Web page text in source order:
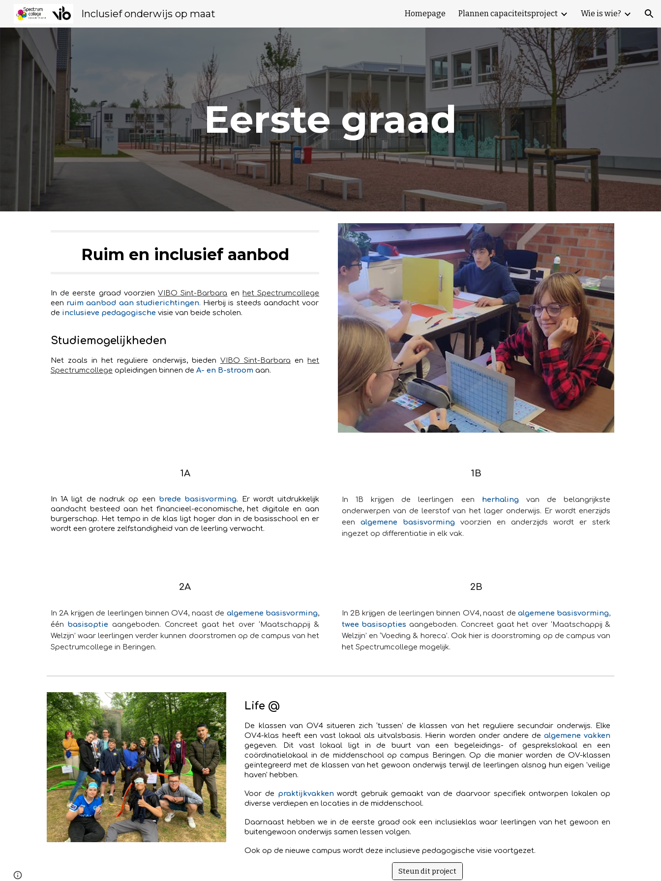
Skip to main content Skip to navigation
Inclusief onderwijs op maat Homepage Plannen capaciteitsproject Wie is wie?
Eerste graad
Ruim en inclusief aanbod
In de eerste graad voorzienVIBO Sint-Barbara en het Spectrumcollege
een ruim aanbod aan studierichtingen. Hierbij is steeds aandacht voor
de inclusieve pedagogische visie van beide scholen.
Studiemogelijkheden
Net zoals in het reguliere onderwijs, bieden VIBO Sint-Barbara enhet
Spectrumcollege opleidingen binnen de A- en B-stroom aan.
1A
In 1A ligt de nadruk op een brede basisvorming. Er wordt uitdrukkelijk
aandacht besteed aan het financieel-economische, het digitale en aan
burgerschap. Het tempo in de klas ligt hoger dan in de basisschool en er
wordt een grotere zelfstandigheid van de leerling verwacht.
1B
In 1B krijgen de leerlingen een herhaling
van de belangrijkste
onderwerpen van de leerstof van het lager onderwijs. Er wordt enerzijds
een algemene basisvorming
voorzien en anderzijds wordt er sterk
ingezet op differentiatie in elk vak.
2A
In 2A krijgen de leerlingen binnen OV4, naast de algemene basisvorming,
één basisoptie
aangeboden. Concreet gaat het over ‘Maatschappij &
Welzijn’ waar leerlingen verder kunnen doorstromen op de campus van het
Spectrumcollege in Beringen.
2B
In 2B krijgen de leerlingen binnen OV4, naast de algemene basisvorming,
twee basisopties aangeboden. Concreet gaat het over ‘Maatschappij &
Welzijn’ en ‘Voeding & horeca’. Ook hier is doorstroming op de campus van
het Spectrumcollege mogelijk.
Life @
De klassen van OV4 situeren zich ‘tussen’ de klassen van het reguliere secundair onderwijs. Elke
OV4-klas heeft een vast lokaal als uitvalsbasis. Hierin worden onder andere dealgemene vakken
gegeven. Dit vast lokaal ligt in de buurt van een begeleidings- of gesprekslokaal en een
coördinatielokaal in de middenschool op campus Beringen. Op die manier worden de OV-klassen
geïntegreerd met de klassen van het gewoon onderwijs terwijl de leerlingen alsnog hun eigen 'veilige
haven' hebben.
Voor de praktijkvakkenwordt gebruik gemaakt van de daarvoor specifiek ontworpen lokalen op
diverse verdiepen en locaties in de middenschool.
Daarnaast hebben we in de eerste graad ook een inclusieklas waar leerlingen van het gewoon en
buitengewoon onderwijs samen lessen volgen.
Ook op de nieuwe campus wordt deze inclusieve pedagogische visie voortgezet.
Steun dit project